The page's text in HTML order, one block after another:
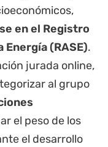
en el Registro
Energía (RASE).
jurada online,
al grupo
el peso de los
el desarrollo